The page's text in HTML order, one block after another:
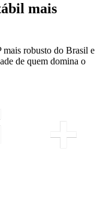
mais
robusto do Brasil e
de quem domina o